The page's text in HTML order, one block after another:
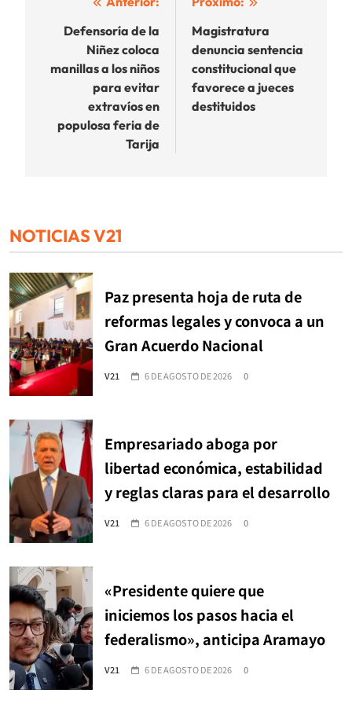
Navegación
entradas
Defensoría de la
Niñez coloca
manillas a los niños
para evitar
extravíos en
populosa feria de
Tarija
Magistratura
denuncia sentencia
constitucional que
favorece a jueces
destituidos
NOTICIAS V21
Paz presenta hoja de ruta de
reformas legales y convoca a un
Gran Acuerdo Nacional
V21 6 DE AGOSTO DE 2026 0
Empresariado aboga por
libertad económica, estabilidad
y reglas claras para el desarrollo
V21 6 DE AGOSTO DE 2026 0
«Presidente quiere que
iniciemos los pasos hacia el
federalismo», anticipa Aramayo
V21 6 DE AGOSTO DE 2026 0